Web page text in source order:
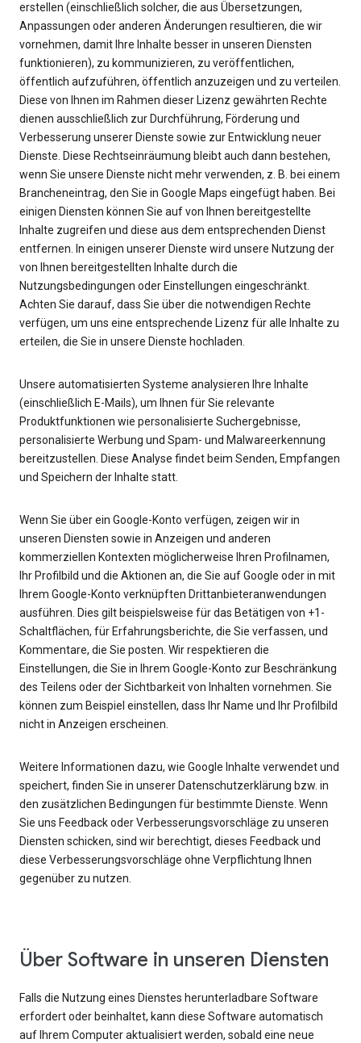
erstellen (einschließlich solcher, die aus Übersetzungen,
Anpassungen oder anderen Änderungen resultieren, die wir
vornehmen, damit Ihre Inhalte besser in unseren Diensten
funktionieren), zu kommunizieren, zu veröffentlichen,
öffentlich aufzuführen, öffentlich anzuzeigen und zu verteilen.
Diese von Ihnen im Rahmen dieser Lizenz gewährten Rechte
dienen ausschließlich zur Durchführung, Förderung und
Verbesserung unserer Dienste sowie zur Entwicklung neuer
Dienste. Diese Rechtseinräumung bleibt auch dann bestehen,
wenn Sie unsere Dienste nicht mehr verwenden, z. B. bei einem
Brancheneintrag, den Sie in Google Maps eingefügt haben. Bei
einigen Diensten können Sie auf von Ihnen bereitgestellte
Inhalte zugreifen und diese aus dem entsprechenden Dienst
entfernen. In einigen unserer Dienste wird unsere Nutzung der
von Ihnen bereitgestellten Inhalte durch die
Nutzungsbedingungen oder Einstellungen eingeschränkt.
Achten Sie darauf, dass Sie über die notwendigen Rechte
verfügen, um uns eine entsprechende Lizenz für alle Inhalte zu
erteilen, die Sie in unsere Dienste hochladen.
Unsere automatisierten Systeme analysieren Ihre Inhalte
(einschließlich E-Mails), um Ihnen für Sie relevante
Produktfunktionen wie personalisierte Suchergebnisse,
personalisierte Werbung und Spam- und Malwareerkennung
bereitzustellen. Diese Analyse findet beim Senden, Empfangen
und Speichern der Inhalte statt.
Wenn Sie über ein Google-Konto verfügen, zeigen wir in
unseren Diensten sowie in Anzeigen und anderen
kommerziellen Kontexten möglicherweise Ihren Profilnamen,
Ihr Profilbild und die Aktionen an, die Sie auf Google oder in mit
Ihrem Google-Konto verknüpften Drittanbieteranwendungen
ausführen. Dies gilt beispielsweise für das Betätigen von +1-
Schaltflächen, für Erfahrungsberichte, die Sie verfassen, und
Kommentare, die Sie posten. Wir respektieren die
Einstellungen, die Sie in Ihrem Google-Konto zur Beschränkung
des Teilens oder der Sichtbarkeit von Inhalten vornehmen. Sie
können zum Beispiel einstellen, dass Ihr Name und Ihr Profilbild
Weitere Informationen dazu, wie Google Inhalte verwendet und
speichert, finden Sie in unserer Datenschutzerklärung bzw. in
den zusätzlichen Bedingungen für bestimmte Dienste. Wenn
Sie uns Feedback oder Verbesserungsvorschläge zu unseren
Diensten schicken, sind wir berechtigt, dieses Feedback und
diese Verbesserungsvorschläge ohne Verpflichtung Ihnen
gegenüber zu nutzen.
Über Software in unseren Diensten
Falls die Nutzung eines Dienstes herunterladbare Software
erfordert oder beinhaltet, kann diese Software automatisch
auf Ihrem Computer aktualisiert werden, sobald eine neue